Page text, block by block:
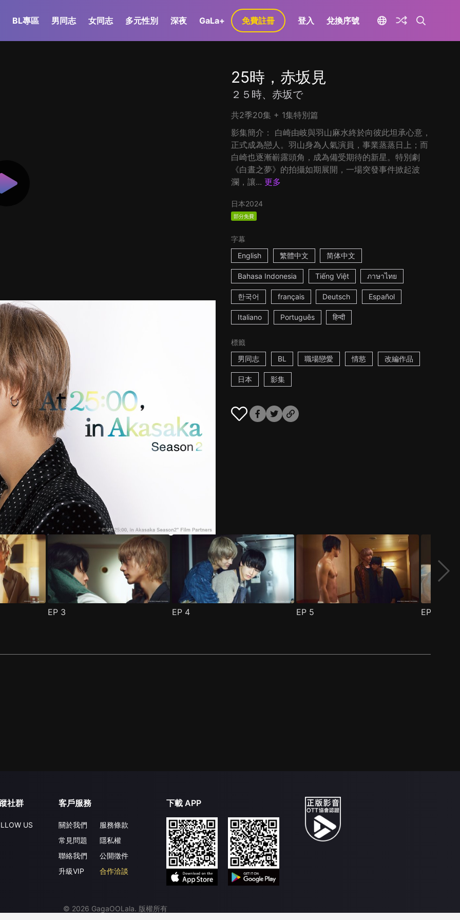
BL專區 男同志 女同志 多元性別 深夜 GaLa+ 免費註冊 登入 兌換序號
25時，赤坂見
２５時、赤坂で
共2季20集 + 1集特別篇
影集簡介： 白崎由岐與羽山麻水終於向彼此坦承心意，
正式成為戀人。羽山身為人氣演員，事業蒸蒸日上；而
白崎也逐漸嶄露頭角，成為備受期待的新星。特別劇
《白晝之夢》的拍攝如期展開，一場突發事件掀起波
瀾，讓... 更多
日本2024
部分免費
字幕
English
繁體中文 简体中文
Bahasa Indonesia Tiếng Việt ภาษาไทย
한국어 français Deutsch Español
Italiano Português हिन्दी
標籤
男同志
BL 職場戀愛 情慾 改編作品
日本 影集
EP 3 EP 4 EP 5 EP
社群
US
客戶服務
關於我們
常見問題
聯絡我們
升級VIP
服務條款
隱私權
公開徵件
合作洽談
下載 APP
© 2026 GagaOOLala. 版權所有